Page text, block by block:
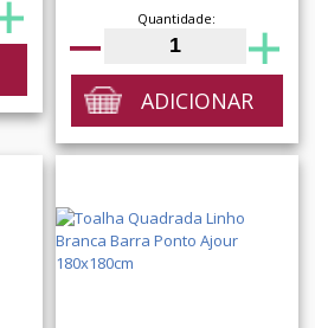
Quantidade:
ADICIONAR